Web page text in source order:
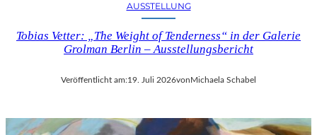
AUSSTELLUNG
Tobias Vetter: „The Weight of Tenderness“ in der Galerie
Grolman Berlin – Ausstellungsbericht
Veröffentlicht am:19. Juli 2026von Michaela Schabel